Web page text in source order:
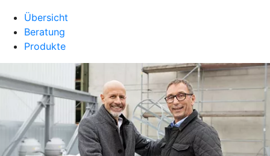
Übersicht
Beratung
Produkte